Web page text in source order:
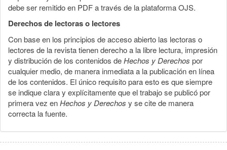
debe ser remitido en PDF a través de la plataforma OJS.
Derechos de lectoras o lectores
Con base en los principios de acceso abierto las lectoras o
lectores de la revista tienen derecho a la libre lectura, impresión
y distribución de los contenidos deHechos y Derechos por
cualquier medio, de manera inmediata a la publicación en línea
de los contenidos. El único requisito para esto es que siempre
se indique clara y explícitamente que el trabajo se publicó por
primera vez enHechos y Derechos y se cite de manera
correcta la fuente.